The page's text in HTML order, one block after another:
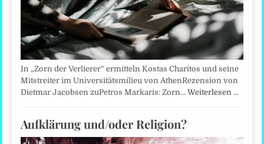
In „Zorn der Verlierer“ ermitteln Kostas Charitos und seine
Mitstreiter im Universitätsmilieu von AthenRezension von
Dietmar Jacobsen zuPetros Markaris: Zorn…Weiterlesen …
Aufklärung und/oder Religion?